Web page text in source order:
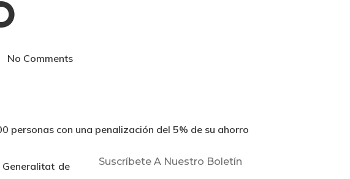
No Comments
personas con una penalización del 5% de su ahorro
de
Suscríbete A Nuestro Boletín